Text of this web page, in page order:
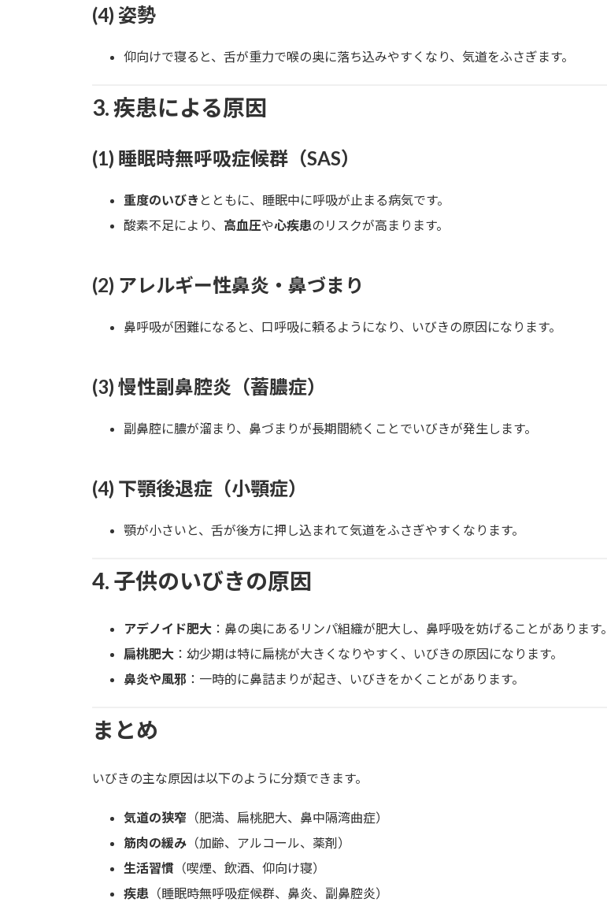
(4) 姿勢
仰向けで寝ると、舌が重力で喉の奥に落ち込みやすくなり、気道をふさぎます。
3. 疾患による原因
(1) 睡眠時無呼吸症候群（SAS）
重度のいびき とともに、睡眠中に呼吸が止まる病気です。
酸素不足により、 高血圧や心疾患のリスクが高まります。
(2) アレルギー性鼻炎・鼻づまり
鼻呼吸が困難になると、口呼吸に頼るようになり、いびきの原因になります。
(3) 慢性副鼻腔炎（蓄膿症）
副鼻腔に膿が溜まり、鼻づまりが長期間続くことでいびきが発生します。
(4) 下顎後退症（小顎症）
顎が小さいと、舌が後方に押し込まれて気道をふさぎやすくなります。
4. 子供のいびきの原因
アデノイド肥大 ：鼻の奥にあるリンパ組織が肥大し、鼻呼吸を妨げることがあります。
扁桃肥大 ：幼少期は特に扁桃が大きくなりやすく、いびきの原因になります。
鼻炎や風邪 ：一時的に鼻詰まりが起き、いびきをかくことがあります。
まとめ
いびきの主な原因は以下のように分類できます。
気道の狭窄 （肥満、扁桃肥大、鼻中隔湾曲症）
筋肉の緩み （加齢、アルコール、薬剤）
生活習慣 （喫煙、飲酒、仰向け寝）
疾患 （睡眠時無呼吸症候群、鼻炎、副鼻腔炎）